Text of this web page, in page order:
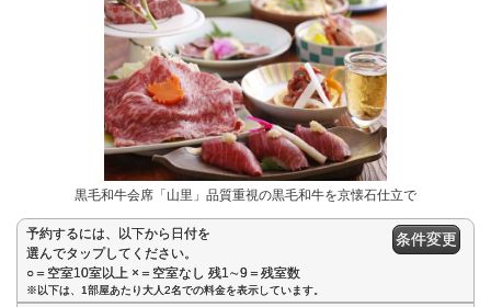
黒毛和牛会席「山里」品質重視の黒毛和牛を京懐石仕立で
予約するには、以下から日付を
選んでタップしてください。
○＝空室10室以上 ×＝空室なし 残1∼9＝残室数
条件変更
※以下は、1部屋あたり大人2名での料金を表示しています。